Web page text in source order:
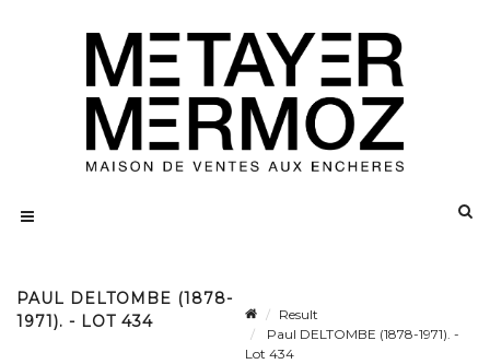
PAUL DELTOMBE (1878-
1971). - LOT 434
Result
Paul DELTOMBE (1878-1971). -
Lot 434